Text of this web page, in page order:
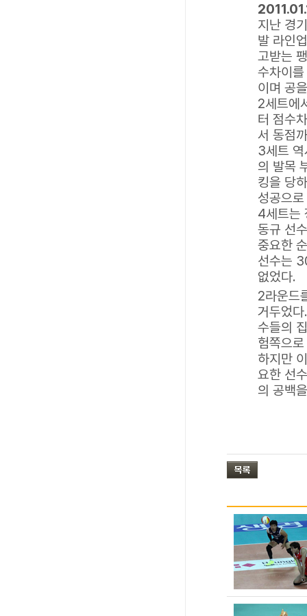
지난 경
발 라인
고받는
수차이
이며 공
2세트에
터 점수
서 동점
3세트
의 발목
킹을 당
성공으
4세트는
동규 선
중요한
선수는
없었다.
2라운드
거두었
수들의
험쪽으
하지만
요한 선
의 공백